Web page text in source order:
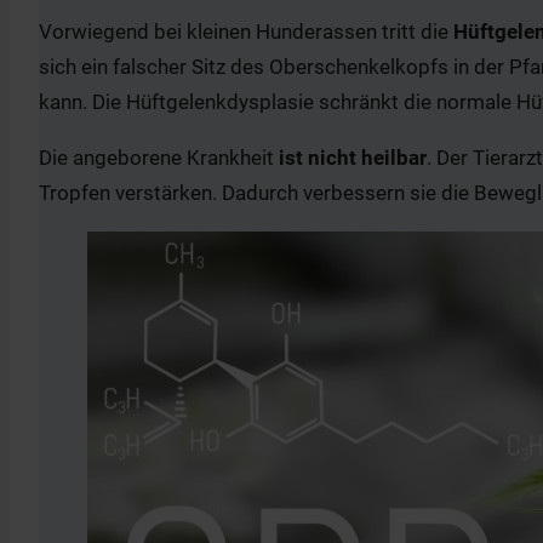
Vorwiegend bei kleinen Hunderassen tritt die
sich ein falscher Sitz des Oberschenkelkopfs in der
kann. Die Hüftgelenkdysplasie schränkt die normale
Die angeborene Krankheit ist nicht heilbar. Der
Tropfen verstärken. Dadurch verbessern sie die